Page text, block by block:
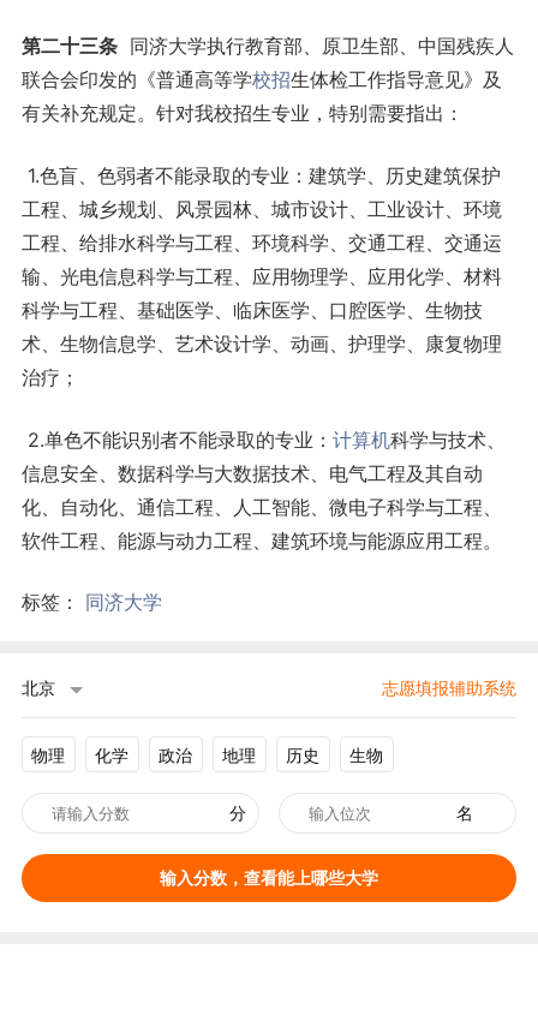
第二十三条同济大学执行教育部、原卫生部、中国残疾人
联合会印发的《普通高等学校招生体检工作指导意见》及
有关补充规定。针对我校招生专业，特别需要指出：
1.色盲、色弱者不能录取的专业：建筑学、历史建筑保护
工程、城乡规划、风景园林、城市设计、工业设计、环境
工程、给排水科学与工程、环境科学、交通工程、交通运
输、光电信息科学与工程、应用物理学、应用化学、材料
科学与工程、基础医学、临床医学、口腔医学、生物技
术、生物信息学、艺术设计学、动画、护理学、康复物理
治疗；
2.单色不能识别者不能录取的专业： 计算机科学与技术、
信息安全、数据科学与大数据技术、电气工程及其自动
化、自动化、通信工程、人工智能、微电子科学与工程、
软件工程、能源与动力工程、建筑环境与能源应用工程。
标签： 同济大学
北京 志愿填报辅助系统
物理 化学 政治 地理 历史 生物
分 名
输入分数，查看能上哪些大学